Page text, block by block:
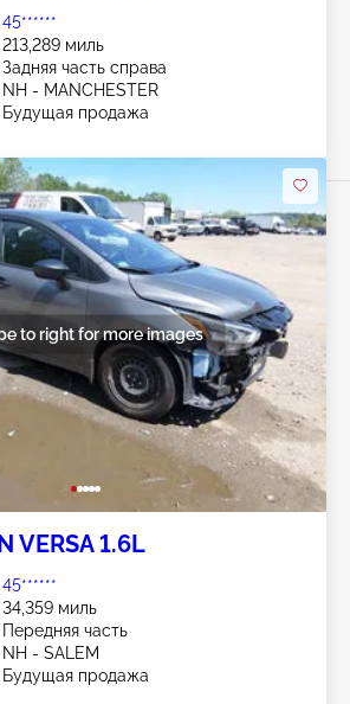
45******
213,289 миль
Задняя часть справа
NH - MANCHESTER
Будущая продажа
to right for more images
VERSA 1.6L
45******
34,359 миль
Передняя часть
NH - SALEM
Будущая продажа